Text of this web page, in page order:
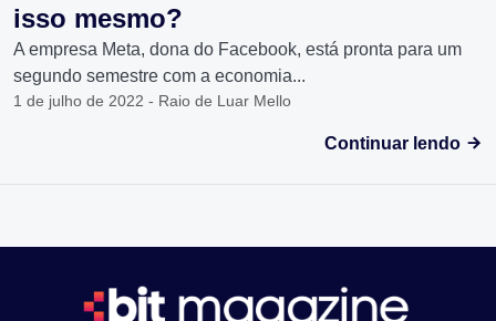
isso mesmo?
A empresa Meta, dona do Facebook, está pronta para um
segundo semestre com a economia...
1 de julho de 2022 - Raio de Luar Mello
Continuar lendo